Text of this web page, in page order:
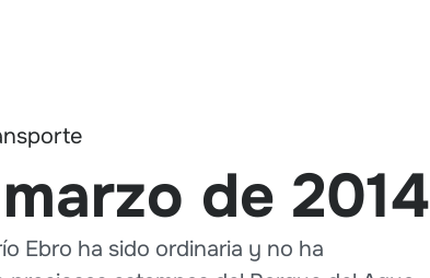
de 2014
Ebro ha sido ordinaria y no ha